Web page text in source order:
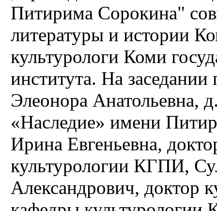
Питирима Сорокина"
литературы и истории
культурологи Коми
института. На заседании
Элеонора Анатольевна,
«Наследие» имени
Ирина Евгеньевна,
культурологии КГПИ,
Александрович, доктор